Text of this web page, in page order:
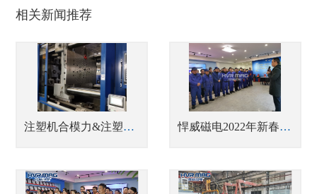
相关新闻推荐
注塑机合模力&注塑机吨位有什么关系？ 悍威磁电2022年新春开工大吉